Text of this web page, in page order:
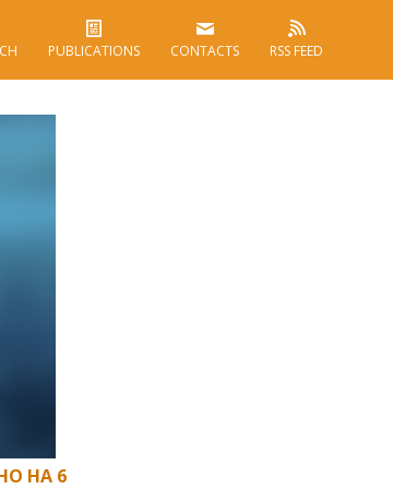
PUBLICATIONS CONTACTS RSS FEED
НА 6